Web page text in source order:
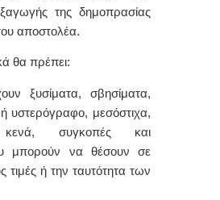
της δημοπρασίας
αποστολέα.
θα πρέπει:
ξυσίματα, σβησίματα,
υστερόγραφο, μεσόστιχα,
κενά, συγκοπές και
μπορούν να θέσουν σε
τιμές ή την ταυτότητα των